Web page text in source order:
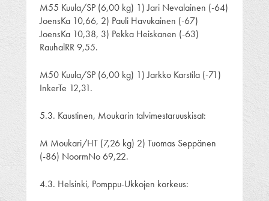
M55 Kuula/SP (6,00 kg) 1) Jari Nevalainen (-64)
JoensKa 10,66, 2) Pauli Havukainen (-67)
JoensKa 10,38, 3) Pekka Heiskanen (-63)
RauhalRR 9,55.
M50 Kuula/SP (6,00 kg) 1) Jarkko Karstila (-71)
InkerTe 12,31.
5.3. Kaustinen, Moukarin talvimestaruuskisat:
M Moukari/HT (7,26 kg) 2) Tuomas Seppänen
(-86) NoormNo 69,22.
4.3. Helsinki, Pomppu-Ukkojen korkeus: